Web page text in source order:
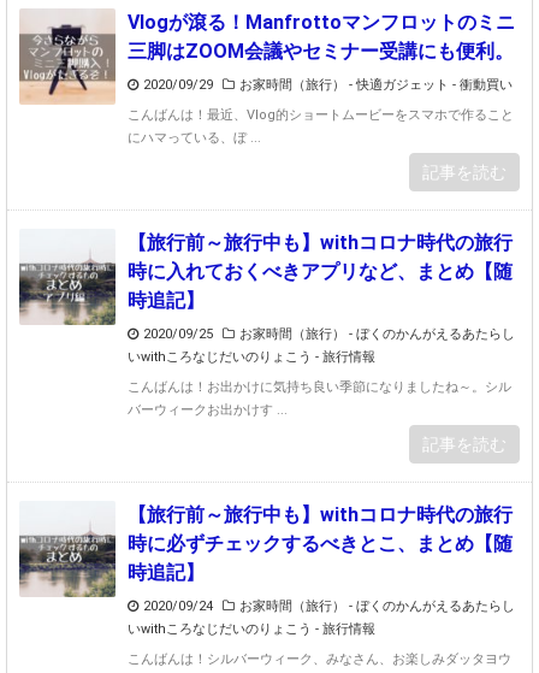
Vlogが滾る！Manfrottoマンフロットのミニ
三脚はZOOM会議やセミナー受講にも便利。
2020/09/29 お家時間（旅行） -快適ガジェット - 衝動買い
こんばんは！最近、Vlog的ショートムービーをスマホで作ること
にハマっている、ぼ ...
記事を読む
【旅行前～旅行中も】withコロナ時代の旅行
時に入れておくべきアプリなど、まとめ【随
時追記】
2020/09/25 お家時間（旅行） - ぼくのかんがえるあたらし
いwithころなじだいのりょこう - 旅行情報
こんばんは！お出かけに気持ち良い季節になりましたね～。シル
バーウィークお出かけす ...
記事を読む
【旅行前～旅行中も】withコロナ時代の旅行
時に必ずチェックするべきとこ、まとめ【随
時追記】
2020/09/24 お家時間（旅行） - ぼくのかんがえるあたらし
いwithころなじだいのりょこう - 旅行情報
こんばんは！シルバーウィーク、みなさん、お楽しみダッタヨウ